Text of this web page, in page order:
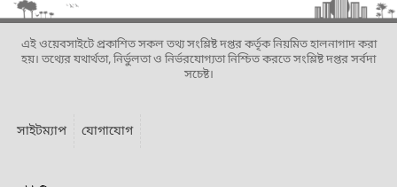
এই ওয়েবসাইটে প্রকাশিত সকল তথ্য সংশ্লিষ্ট দপ্তর কর্তৃক নিয়মিত হালনাগাদ করা
হয়। তথ্যের যথার্থতা, নির্ভুলতা ও নির্ভরযোগ্যতা নিশ্চিত করতে সংশ্লিষ্ট দপ্তর সর্বদা
সচেষ্ট।
সাইটম্যাপ যোগাযোগ